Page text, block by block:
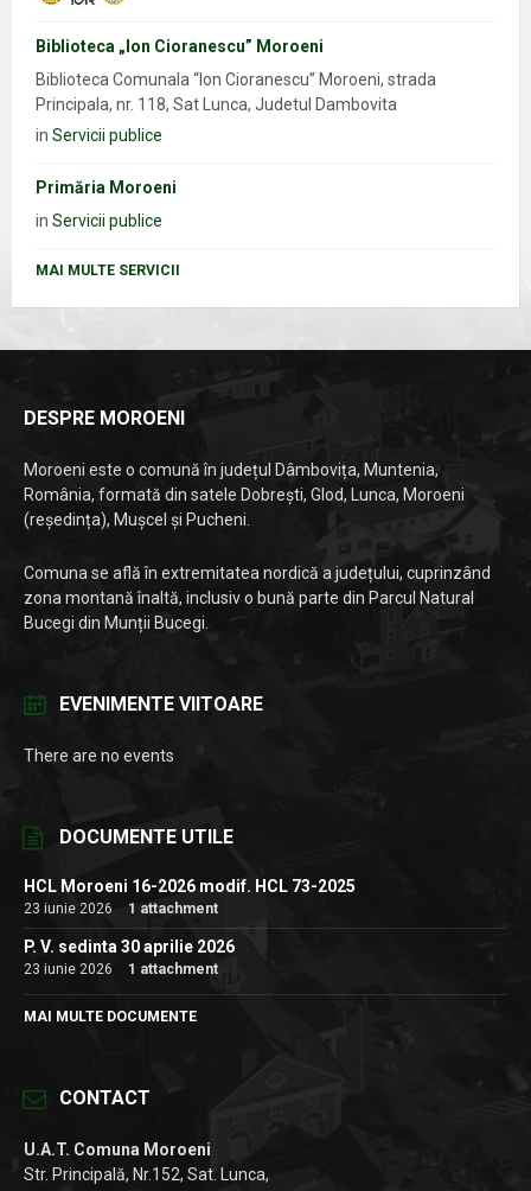
Biblioteca „Ion Cioranescu” Moroeni
Biblioteca Comunala “Ion Cioranescu” Moroeni, strada
Principala, nr. 118, Sat Lunca, Judetul Dambovita
in Servicii publice
Primăria Moroeni
in Servicii publice
MAI MULTE SERVICII
DESPRE MOROENI
Moroeni este o comună în județul Dâmbovița, Muntenia,
România, formată din satele Dobrești, Glod, Lunca, Moroeni
(reședința), Mușcel și Pucheni.
Comuna se află în extremitatea nordică a județului, cuprinzând
zona montană înaltă, inclusiv o bună parte din Parcul Natural
Bucegi din Munții Bucegi.
EVENIMENTE VIITOARE
There are no events
DOCUMENTE UTILE
HCL Moroeni 16-2026 modif. HCL 73-2025
23 iunie 2026 1 attachment
P. V. sedinta 30 aprilie 2026
23 iunie 2026 1 attachment
MAI MULTE DOCUMENTE
CONTACT
U.A.T. Comuna Moroeni
Str. Principală, Nr.152, Sat. Lunca,